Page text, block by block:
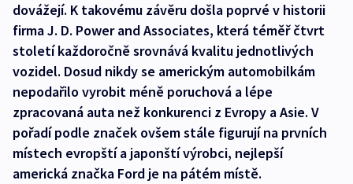
dovážejí. K takovému závěru došla poprvé v historii
firma J. D. Power and Associates, která téměř čtvrt
století každoročně srovnává kvalitu jednotlivých
vozidel. Dosud nikdy se americkým automobilkám
nepodařilo vyrobit méně poruchová a lépe
zpracovaná auta než konkurenci z Evropy a Asie. V
pořadí podle značek ovšem stále figurují na prvních
místech evropští a japonští výrobci, nejlepší
americká značka Ford je na pátém místě.